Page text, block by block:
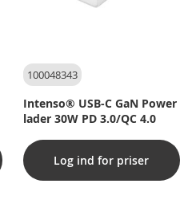
100048343
Intenso® USB-C GaN Power
lader 30W PD 3.0/QC 4.0
Log ind for priser